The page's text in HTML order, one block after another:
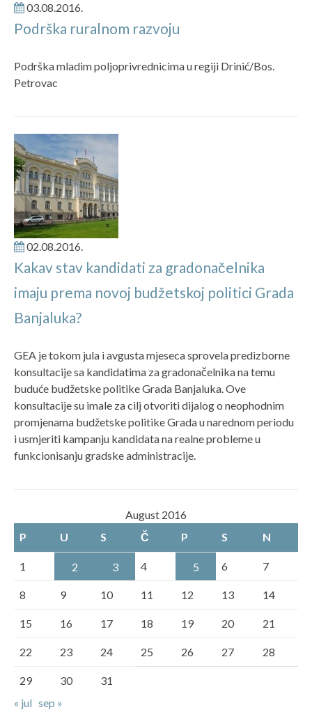
03.08.2016.
Podrška ruralnom razvoju
Podrška mladim poljoprivrednicima u regiji Drinić/Bos.
Petrovac
02.08.2016.
Kakav stav kandidati za gradonačelnika
imaju prema novoj budžetskoj politici Grada
Banjaluka?
GEA je tokom jula i avgusta mjeseca sprovela predizborne
konsultacije sa kandidatima za gradonačelnika na temu
buduće budžetske politike Grada Banjaluka. Ove
konsultacije su imale za cilj otvoriti dijalog o neophodnim
promjenama budžetske politike Grada u narednom periodu
i usmjeriti kampanju kandidata na realne probleme u
funkcionisanju gradske administracije.
August 2016
P
U S Č P S N
1 2 3 4 5 6 7
8 9 10 11 12 13 14
15 16 17 18 19 20 21
22 23 24 25 26 27 28
29 30
31
« jul sep »